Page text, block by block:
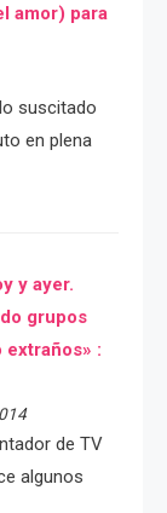
amor) para
suscitado
en plena
y ayer.
grupos
extraños» :
de TV
algunos